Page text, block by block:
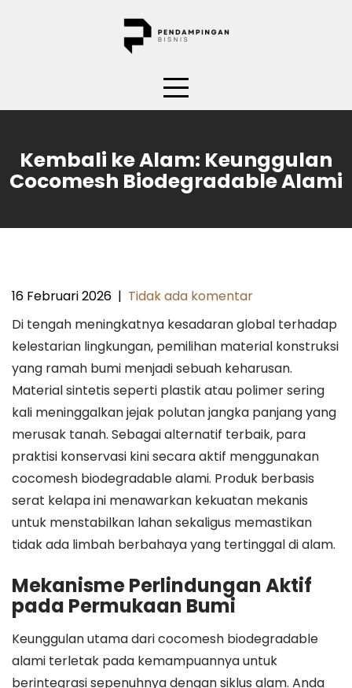
Kembali ke Alam: Keunggulan
Cocomesh Biodegradable Alami
16 Februari 2026 | Tidak ada komentar
Di tengah meningkatnya kesadaran global terhadap
kelestarian lingkungan, pemilihan material konstruksi
yang ramah bumi menjadi sebuah keharusan.
Material sintetis seperti plastik atau polimer sering
kali meninggalkan jejak polutan jangka panjang yang
merusak tanah. Sebagai alternatif terbaik, para
praktisi konservasi kini secara aktif menggunakan
cocomesh biodegradable alami. Produk berbasis
serat kelapa ini menawarkan kekuatan mekanis
untuk menstabilkan lahan sekaligus memastikan
tidak ada limbah berbahaya yang tertinggal di alam.
Mekanisme Perlindungan Aktif
pada Permukaan Bumi
Keunggulan utama dari cocomesh biodegradable
alami terletak pada kemampuannya untuk
berintegrasi sepenuhnya dengan siklus alam. Anda